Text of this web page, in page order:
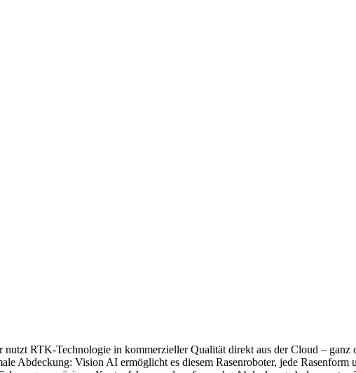
RTK-Technologie in kommerzieller Qualität direkt aus der Cloud –
Abdeckung: Vision AI ermöglicht es diesem Rasenroboter, jede Rasenform